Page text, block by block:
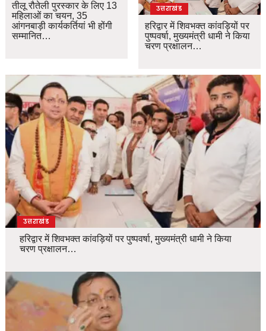
तीलू रौतेली पुरस्कार के लिए 13
महिलाओं का चयन, 35
आंगनबाड़ी कार्यकर्तियां भी होंगी
सम्मानित…
उत्तराखंड
हरिद्वार में शिवभक्त कांवड़ियों पर
पुष्पवर्षा, मुख्यमंत्री धामी ने किया
चरण प्रक्षालन…
उत्तराखंड
हरिद्वार में शिवभक्त कांवड़ियों पर पुष्पवर्षा, मुख्यमंत्री धामी ने किया
चरण प्रक्षालन…